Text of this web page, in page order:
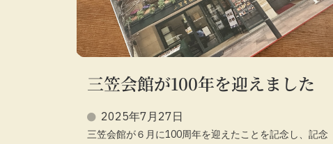
三笠会館が100年を迎えました
2025年7月27日
三笠会館が６月に100周年を迎えたことを記念し、記念